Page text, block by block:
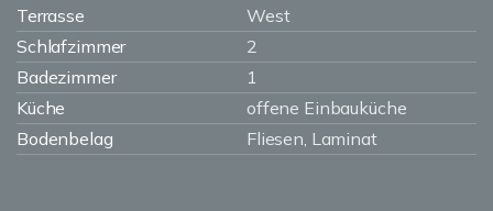
Terrasse
West
Schlafzimmer
2
Badezimmer
1
Küche
offene Einbauküche
Bodenbelag
Fliesen, Laminat